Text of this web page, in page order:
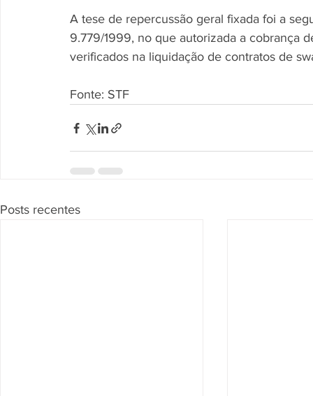
A tese de repercussão geral fixada foi a
9.779/1999, no que autorizada a cobrança
verificados na liquidação de contratos de
Fonte: STF
Posts recentes